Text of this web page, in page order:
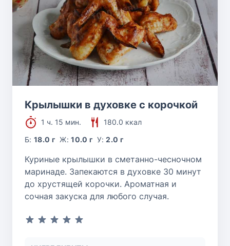
Крылышки в духовке с корочкой
1 ч. 15 мин.
180.0 ккал
Б:18.0 г Ж:10.0 г У:2.0 г
Куриные крылышки в сметанно-чесночном
маринаде. Запекаются в духовке 30 минут
до хрустящей корочки. Ароматная и
сочная закуска для любого случая.